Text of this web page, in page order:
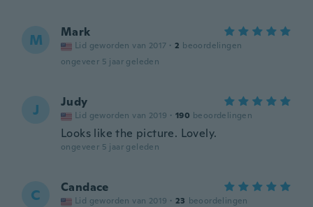
M Mark
Lid geworden van 2017 · 2 beoordelingen
ongeveer 5 jaar geleden
J Judy
Lid geworden van 2019 · 190 beoordelingen
Looks like the picture. Lovely.
ongeveer 5 jaar geleden
C Candace
Lid geworden van 2019 · 23 beoordelingen